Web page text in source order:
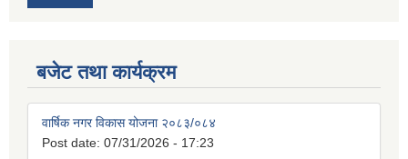
बजेट तथा कार्यक्रम
वार्षिक नगर विकास योजना २०८३/०८४
Post date: 07/31/2026 - 17:23